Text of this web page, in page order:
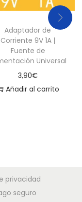
Adaptador de
Corriente 9V 1A |
Fuente de
Universal
3,90€
Añadir al carrito
privacidad
seguro